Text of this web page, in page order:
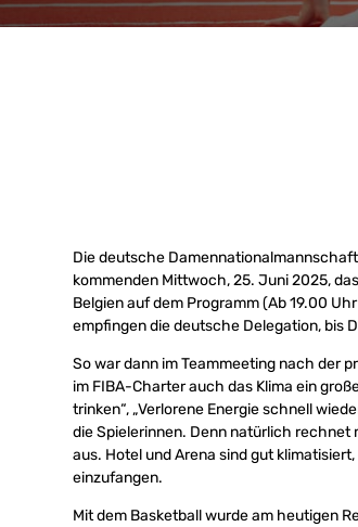
Die deutsche
kommenden Mittwoch, 25. Juni 2025,
Belgien auf dem Programm (Ab 19.00
empfingen die deutsche Delegation, bis
So war dann im Teammeeting nach der
im FIBA-Charter auch das Klima ein
trinken“, „Verlorene Energie schnell
die Spielerinnen. Denn natürlich
aus. Hotel und Arena sind gut
einzufangen.
Mit dem Basketball wurde am heutigen